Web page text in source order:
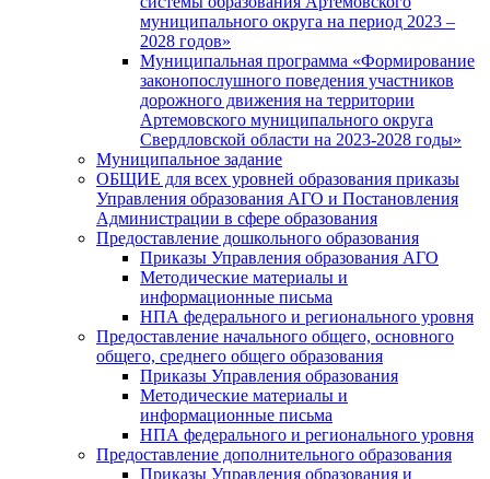
муниципального округа на период 2023 –
2028 годов»
Муниципальная программа «Формирование
законопослушного поведения участников
дорожного движения на территории
Артемовского муниципального округа
Свердловской области на 2023-2028 годы»
Муниципальное задание
ОБЩИЕ для всех уровней образования приказы
Управления образования АГО и Постановления
Администрации в сфере образования
Предоставление дошкольного образования
Приказы Управления образования АГО
Методические материалы и
информационные письма
НПА федерального и регионального уровня
Предоставление начального общего, основного
общего, среднего общего образования
Приказы Управления образования
Методические материалы и
информационные письма
НПА федерального и регионального уровня
Предоставление дополнительного образования
Приказы Управления образования и